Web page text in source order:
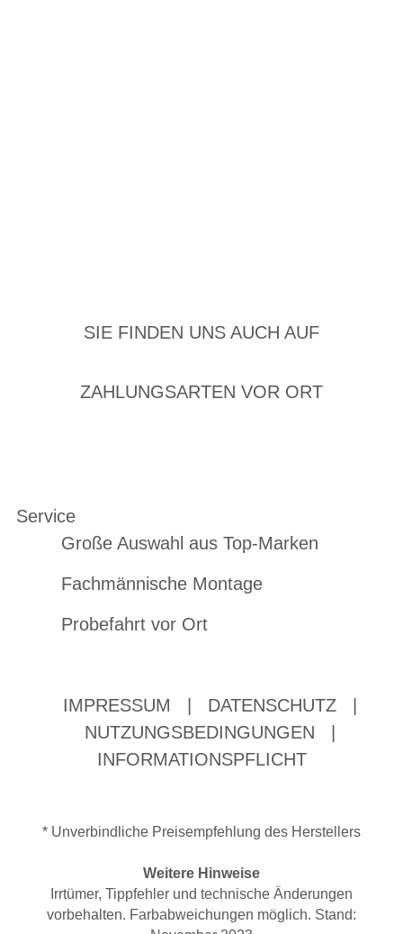
SIE FINDEN UNS AUCH AUF
ZAHLUNGSARTEN VOR ORT
Service
Große Auswahl aus Top-Marken
Fachmännische Montage
Probefahrt vor Ort
IMPRESSUM DATENSCHUTZ
NUTZUNGSBEDINGUNGEN
INFORMATIONSPFLICHT
* Unverbindliche Preisempfehlung des Herstellers
Weitere Hinweise
Irrtümer, Tippfehler und technische Änderungen
vorbehalten. Farbabweichungen möglich. Stand: